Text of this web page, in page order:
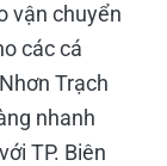
vận chuyển
các cá
Trạch
nhanh
TP. Biên